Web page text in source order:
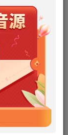
会员免费
可保存购买订单
板 (Classical
歌 (Classical